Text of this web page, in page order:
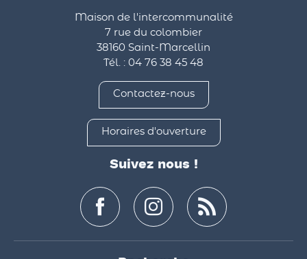
Maison de l'intercommunalité
7 rue du colombier
38160 Saint-Marcellin
Tél. : 04 76 38 45 48
Suivez nous !